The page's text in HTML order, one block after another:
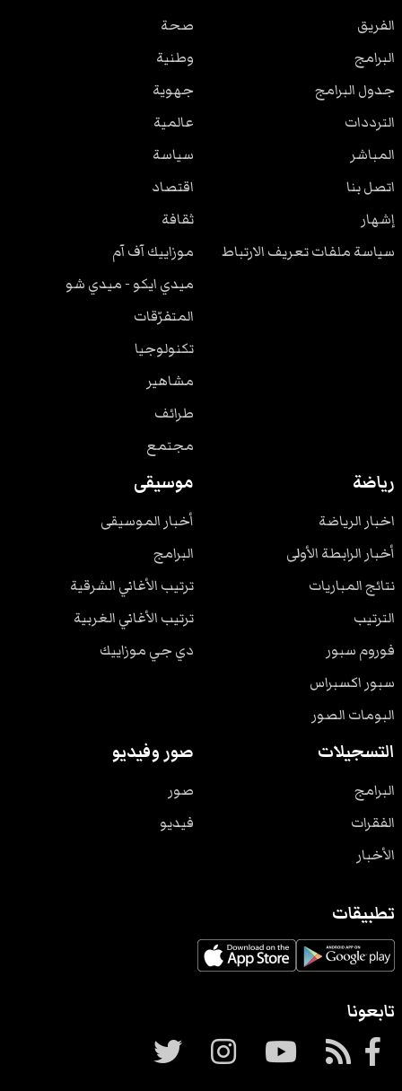
الفريق
البرامج
جدول البرامج
الترددات
المباشر
اتصل بنا
إشهار
سياسة ملفات تعريف الارتباط
صحة
وطنية
جهوية
عالمية
سياسة
اقتصاد
ثقافة
موزاييك آف آم
ميدي ايكو - ميدي شو
المتفرّقات
تكنولوجيا
مشاهير
طرائف
مجتمع
رياضة
اخبار الرياضة
أخبار الرابطة الأولى
نتائج المباريات
الترتيب
فوروم سبور
سبور اكسبراس
البومات الصور
موسيقى
أخبار الموسيقى
البرامج
ترتيب الأغاني الشرقية
ترتيب الأغاني الغربية
دي جي موزاييك
التسجيلات
البرامج
الفقرات
الأخبار
صور وفيديو
صور
فيديو
تطبيقات
تابعونا